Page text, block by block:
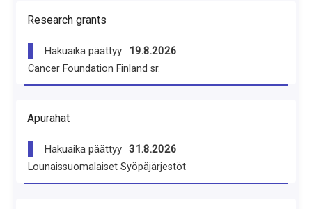
Research grants
Hakuaika päättyy 19.8.2026
Cancer Foundation Finland sr.
Apurahat
Hakuaika päättyy 31.8.2026
Lounaissuomalaiset Syöpäjärjestöt